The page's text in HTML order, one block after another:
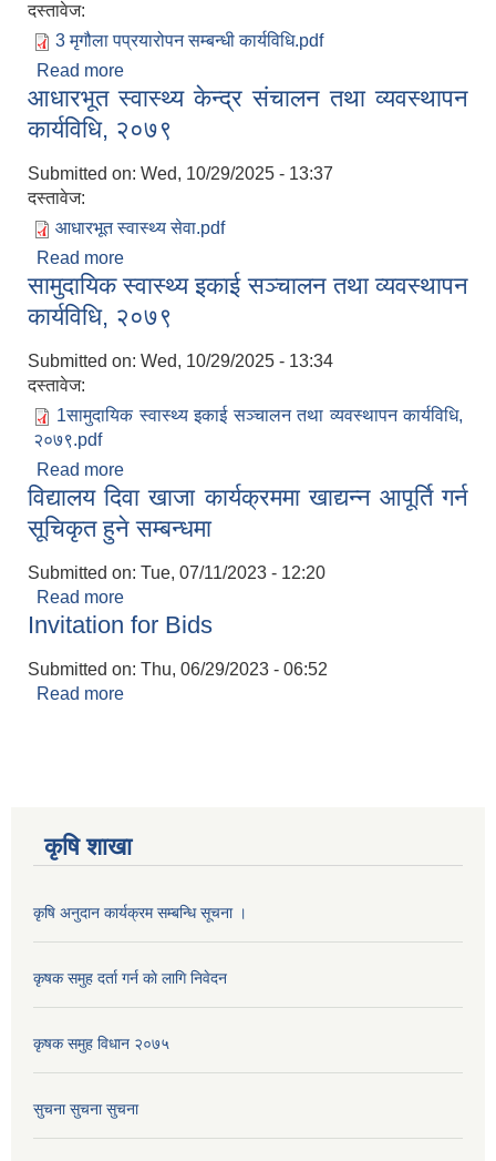
दस्तावेज:
3 मृगौला पप्रयारोपन सम्बन्धी कार्यविधि.pdf
Read more
डायलाइसिस गरिरहेका, क्यान्सर रोगी, मेरुदण्ड पक्षघातका
बिरामीलाई औषधि उपचार बापत खर्च उपलब्ध गराउने सम्बन्धी
कार्यविधि, २०७९
आधारभूत स्वास्थ्य केन्द्र संचालन तथा व्यवस्थापन
कार्यविधि, २०७९
Submitted on: Wed, 10/29/2025 - 13:37
दस्तावेज:
आधारभूत स्वास्थ्य सेवा.pdf
Read more
कार्यविधि, २०७९
सामुदायिक स्वास्थ्य इकाई सञ्चालन तथा व्यवस्थापन
कार्यविधि, २०७९
Submitted on: Wed, 10/29/2025 - 13:34
दस्तावेज:
1सामुदायिक स्वास्थ्य इकाई सञ्चालन तथा व्यवस्थापन कार्यविधि,
२०७९.pdf
Read more
कार्यविधि, २०७९
विद्यालय दिवा खाजा कार्यक्रममा खाद्यन्‍न आपूर्ति गर्न
सूचिकृत हुने सम्बन्धमा
Submitted on: Tue, 07/11/2023 - 12:20
Read more
सूचिकृत हुने सम्बन्धमा
Invitation for Bids
Submitted on: Thu, 06/29/2023 - 06:52
Read more
कृषि शाखा
कृषि अनुदान कार्यक्रम सम्बन्धि सूचना ।
कृषक समुह दर्ता गर्न काे लागि निवेदन
कृषक समुह विधान २०७५
सुचना सुचना सुचना